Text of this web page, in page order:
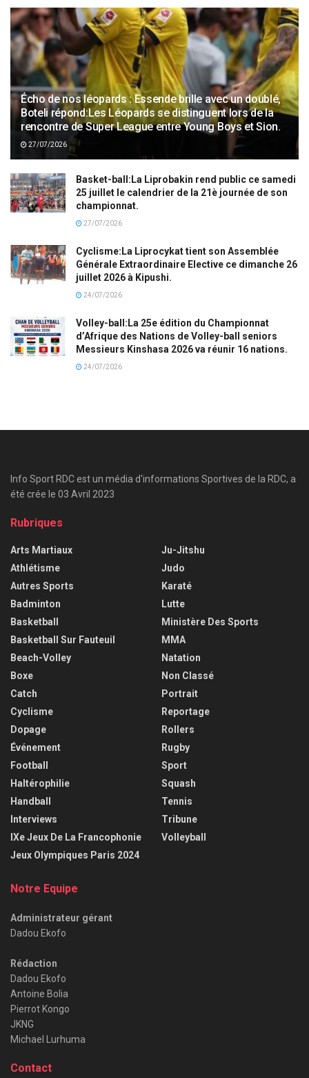
Écho de nos léopards : Essende brille avec un doublé,
Boteli répond:Les Léopards se distinguent lors de la
rencontre de Super League entre Young Boys et Sion.
27/07/2026
Basket-ball:La Liprobakin rend public ce samedi
25 juillet le calendrier de la 21è journée de son
championnat.
27/07/2026
Cyclisme:La Liprocykat tient son Assemblée
Générale Extraordinaire Elective ce dimanche 26
juillet 2026 à Kipushi.
24/07/2026
Volley-ball:La 25e édition du Championnat
d’Afrique des Nations de Volley-ball seniors
Messieurs Kinshasa 2026 va réunir 16 nations.
24/07/2026
Info Sport RDC est un média d'informations Sportives de la RDC, a
été crée le 03 Avril 2023
Rubriques
Arts Martiaux
Athlétisme
Autres Sports
Badminton
Basketball
Basketball Sur Fauteuil
Beach-Volley
Boxe
Catch
Cyclisme
Dopage
Événement
Football
Haltérophilie
Handball
Interviews
IXe Jeux De La Francophonie
Jeux Olympiques Paris 2024
Ju-Jitshu
Judo
Karaté
Lutte
Ministère Des Sports
MMA
Natation
Non Classé
Portrait
Reportage
Rollers
Rugby
Sport
Squash
Tennis
Tribune
Volleyball
Notre Equipe
Administrateur gérant
Dadou Ekofo
Rédaction
Dadou Ekofo
Antoine Bolia
Pierrot Kongo
JKNG
Michael Lurhuma
Contact